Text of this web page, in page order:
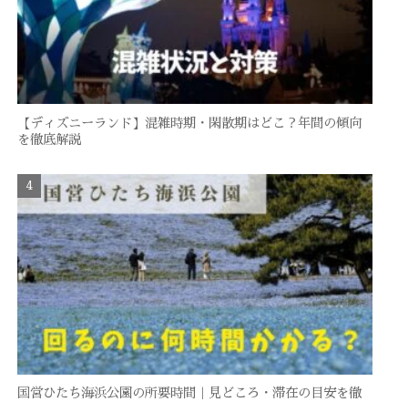
【ディズニーランド】混雑時期・閑散期はどこ？年間の傾向
を徹底解説
国営ひたち海浜公園の所要時間｜見どころ・滞在の目安を徹